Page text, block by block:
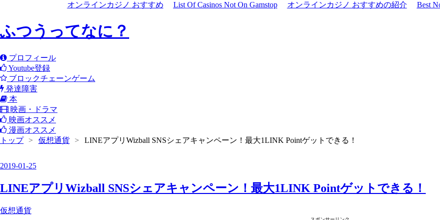
オンラインカジノ おすすめ List Of Casinos Not On Gamstop オンラインカジノ おすすめの紹介 Best
ふつうってなに？
プロフィール
Youtube登録
ブロックチェーンゲーム
発達障害
本
映画・ドラマ
映画オススメ
漫画オススメ
トップ
> 仮想通貨 > LINEアプリWizball SNSシェアキャンペーン！最大1LINK Pointゲットできる！
2019-01-25
LINEアプリWizball SNSシェアキャンペーン！最大1LINK Pointゲットできる！
仮想通貨